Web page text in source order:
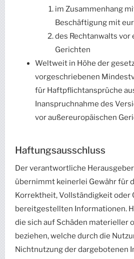
im Zusammenhang
Beschäftigung mit
des Rechtanwalts vor
Gerichten
Weltweit in Höhe der
vorgeschriebenen
für Haftpflichtansprüche
Inanspruchnahme des
vor außereuropäischen
Haftungsausschluss
Der verantwortliche
übernimmt keinerlei Gewähr für
Korrektheit, Vollständigkeit oder
bereitgestellten Informationen.
die sich auf Schäden materieller
beziehen, welche durch die
Nichtnutzung der dargebotenen